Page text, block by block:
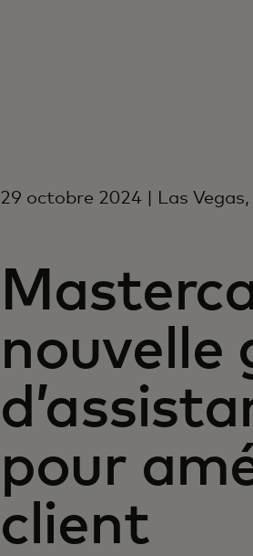
29 octobre 2024 | Las
nouvelle
pour
client